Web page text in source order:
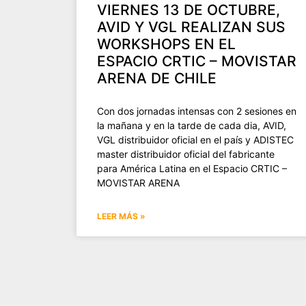
VIERNES 13 DE OCTUBRE,
AVID Y VGL REALIZAN SUS
WORKSHOPS EN EL
ESPACIO CRTIC – MOVISTAR
ARENA DE CHILE
Con dos jornadas intensas con 2 sesiones en
la mañana y en la tarde de cada dia, AVID,
VGL distribuidor oficial en el país y ADISTEC
master distribuidor oficial del fabricante
para América Latina en el Espacio CRTIC –
MOVISTAR ARENA
LEER MÁS »